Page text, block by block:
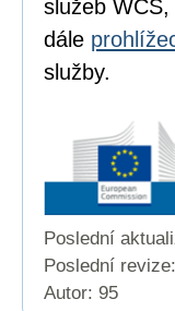
služeb
dále
služby.
Poslední
Poslední revize:
Autor: 95